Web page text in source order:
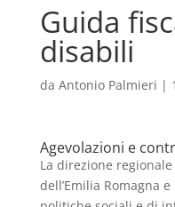
Guida
disabili
da Antonio Palmieri |
Agevolazioni e
La direzione
dell’Emilia Romagna